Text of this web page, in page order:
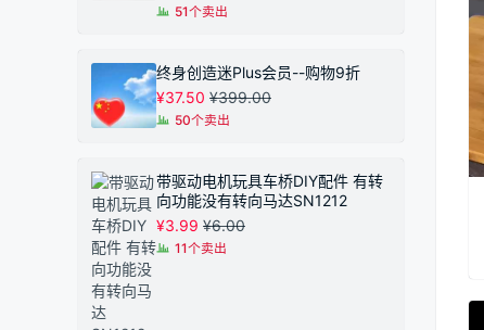
51个卖出
终身创造迷Plus会员--购物9折
¥37.50 ¥399.00
50个卖出
带驱动电机玩具车桥DIY配件 有转
向功能没有转向马达SN1212
¥3.99 ¥6.00
11个卖出